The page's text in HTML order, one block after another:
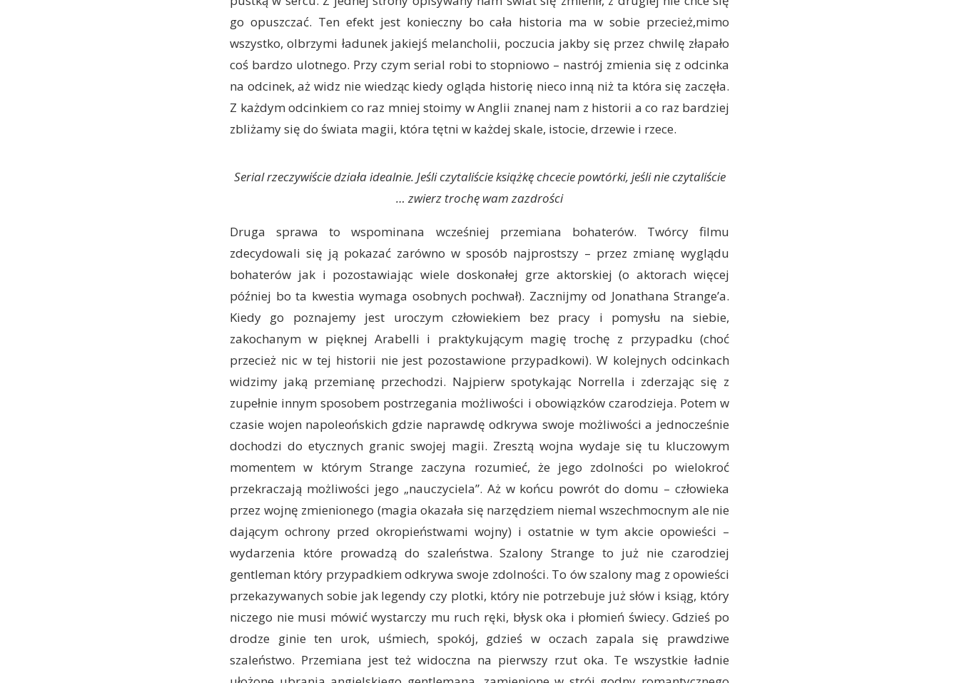
go opuszczać. Ten efekt jest konieczny bo cała historia ma w sobie przecież,mimo
wszystko, olbrzymi ładunek jakiejś melancholii, poczucia jakby się przez chwilę złapało
coś bardzo ulotnego. Przy czym serial robi to stopniowo – nastrój zmienia się z odcinka
na odcinek, aż widz nie wiedząc kiedy ogląda historię nieco inną niż ta która się zaczęła.
Z każdym odcinkiem co raz mniej stoimy w Anglii znanej nam z historii a co raz bardziej
zbliżamy się do świata magii, która tętni w każdej skale, istocie, drzewie i rzece.
Serial rzeczywiście działa idealnie. Jeśli czytaliście książkę chcecie powtórki, jeśli nie czytaliście
… zwierz trochę wam zazdrości
Druga sprawa to wspominana wcześniej przemiana bohaterów. Twórcy filmu
zdecydowali się ją pokazać zarówno w sposób najprostszy – przez zmianę wyglądu
bohaterów jak i pozostawiając wiele doskonałej grze aktorskiej (o aktorach więcej
później bo ta kwestia wymaga osobnych pochwał). Zacznijmy od Jonathana Strange’a.
Kiedy go poznajemy jest uroczym człowiekiem bez pracy i pomysłu na siebie,
zakochanym w pięknej Arabelli i praktykującym magię trochę z przypadku (choć
przecież nic w tej historii nie jest pozostawione przypadkowi). W kolejnych odcinkach
widzimy jaką przemianę przechodzi. Najpierw spotykając Norrella i zderzając się z
zupełnie innym sposobem postrzegania możliwości i obowiązków czarodzieja. Potem w
czasie wojen napoleońskich gdzie naprawdę odkrywa swoje możliwości a jednocześnie
dochodzi do etycznych granic swojej magii. Zresztą wojna wydaje się tu kluczowym
momentem w którym Strange zaczyna rozumieć, że jego zdolności po wielokroć
przekraczają możliwości jego „nauczyciela”. Aż w końcu powrót do domu – człowieka
przez wojnę zmienionego (magia okazała się narzędziem niemal wszechmocnym ale nie
dającym ochrony przed okropieństwami wojny) i ostatnie w tym akcie opowieści –
wydarzenia które prowadzą do szaleństwa. Szalony Strange to już nie czarodziej
gentleman który przypadkiem odkrywa swoje zdolności. To ów szalony mag z opowieści
przekazywanych sobie jak legendy czy plotki, który nie potrzebuje już słów i ksiąg, który
niczego nie musi mówić wystarczy mu ruch ręki, błysk oka i płomień świecy. Gdzieś po
drodze ginie ten urok, uśmiech, spokój, gdzieś w oczach zapala się prawdziwe
szaleństwo. Przemiana jest też widoczna na pierwszy rzut oka. Te wszystkie ładnie